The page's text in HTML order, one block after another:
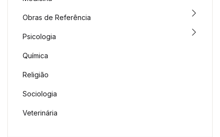
Obras de Referência
Psicologia
Química
Religião
Sociologia
Veterinária